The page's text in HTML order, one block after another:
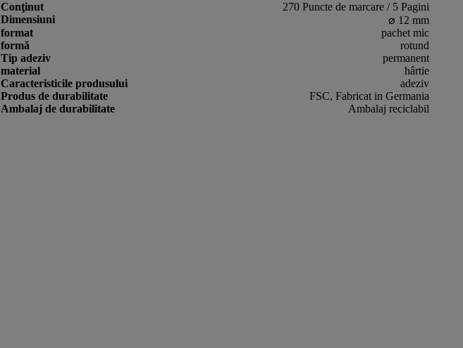
Conţinut
270 Puncte de marcare / 5 Pagini
Dimensiuni
⌀ 12 mm
format
pachet mic
formă
rotund
Tip adeziv
permanent
material
hârtie
Caracteristicile produsului
adeziv
Produs de durabilitate
FSC, Fabricat in Germania
Ambalaj de durabilitate
Ambalaj reciclabil